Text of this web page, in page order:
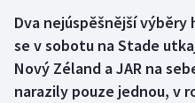
Curling
Dostihy
Dva nejúspěšnější
se v sobotu na Stade
Nový Zéland a JAR na
narazily pouze jednou, v